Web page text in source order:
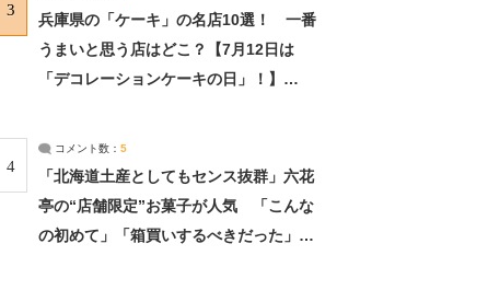
3
兵庫県の「ケーキ」の名店10選！ 一番
うまいと思う店はどこ？【7月12日は
「デコレーションケーキの日」！】
4
コメント数： 5
「北海道土産としてもセンス抜群」六花
亭の“店舗限定”お菓子が人気 「こんな
の初めて」「箱買いするべきだった」